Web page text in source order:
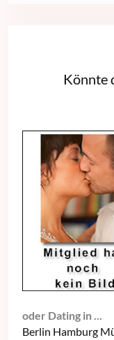
Könnte
oder Dating in ...
Berlin Hamburg